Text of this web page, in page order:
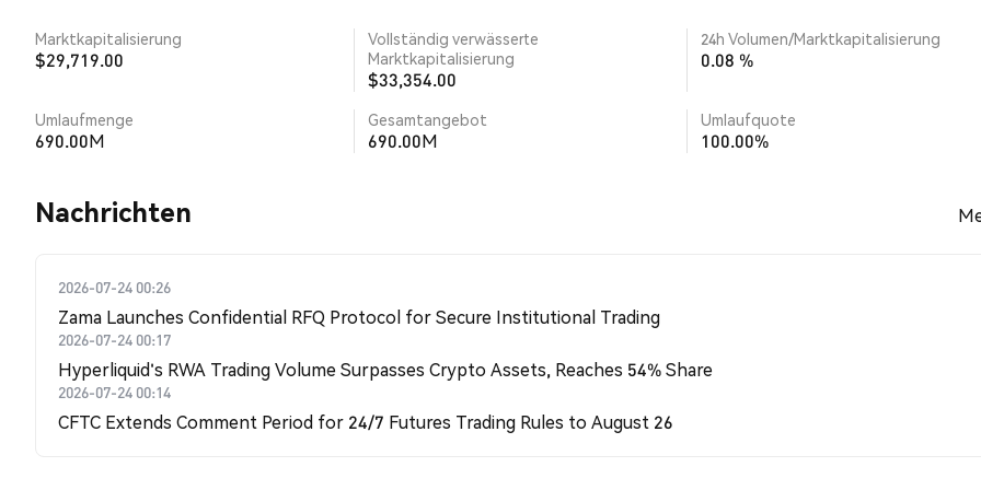
Marktkapitalisierung
$29,719.00
Vollständig verwässerte
Marktkapitalisierung
$33,354.00
24h Volumen/Marktkapitalisierung
0.08 %
Umlaufmenge
690.00M
Gesamtangebot
690.00M
Umlaufquote
100.00%
Nachrichten
2026-07-24 00:26
Zama Launches Confidential RFQ Protocol for Secure Institutional Trading
2026-07-24 00:17
Hyperliquid's RWA Trading Volume Surpasses Crypto Assets, Reaches 54% Share
2026-07-24 00:14
CFTC Extends Comment Period for 24/7 Futures Trading Rules to August 26